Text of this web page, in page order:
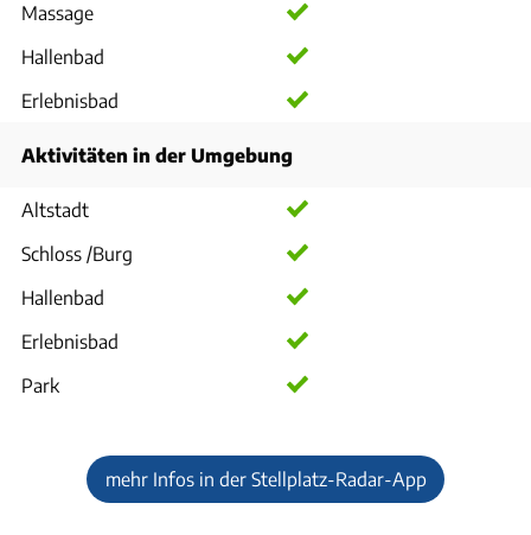
Massage
Hallenbad
Erlebnisbad
Aktivitäten in der Umgebung
Altstadt
Schloss /Burg
Hallenbad
Erlebnisbad
Park
mehr Infos in der Stellplatz-Radar-App